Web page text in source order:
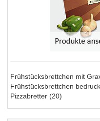
Frühstücksbrettchen mit
Frühstücksbrettchen
Pizzabretter (20)